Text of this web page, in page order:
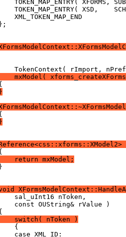
mxModel(
return mxModel;
switch( nToken )